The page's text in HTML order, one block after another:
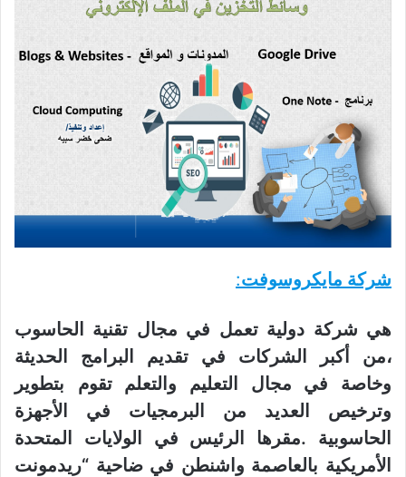
شركة مايكروسوفت:
هي شركة دولية تعمل في مجال تقنية الحاسوب
،من أكبر الشركات في تقديم البرامج الحديثة
وخاصة في مجال التعليم والتعلم تقوم
بتطوير
وترخيص العديد من البرمجيات في الأجهزة
الحاسوبية .مقرها الرئيس في الولايات المتحدة
الأمريكية بالعاصمة واشنطن في ضاحية “ريدمونت